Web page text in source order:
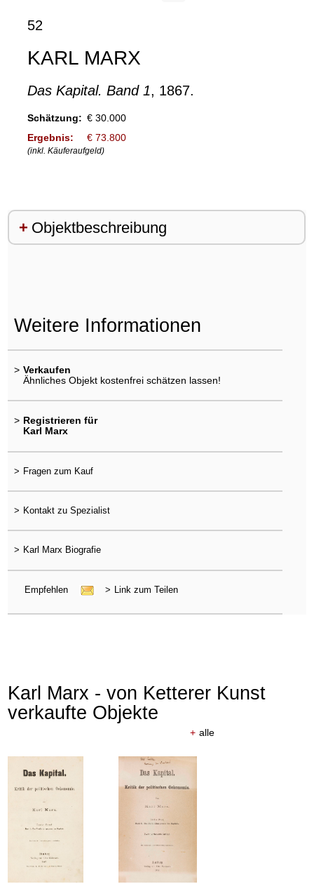
52
KARL MARX
Das Kapital. Band 1, 1867.
Schätzung: € 30.000
Ergebnis:
€ 73.800
(inkl. Käuferaufgeld)
Objektbeschreibung
Weitere Informationen
> Verkaufen
Ähnliches Objekt kostenfrei schätzen lassen!
> Registrieren für
Karl Marx
> Fragen zum Kauf
> Kontakt zu Spezialist
> Karl Marx Biografie
Empfehlen > Link zum Teilen
Karl Marx - von Ketterer Kunst
verkaufte Objekte
+ alle